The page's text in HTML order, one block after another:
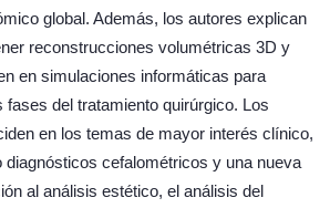
global. Además, los autores explican
reconstrucciones volumétricas 3D y
en simulaciones informáticas para
fases del tratamiento quirúrgico. Los
en los temas de mayor interés clínico,
diagnósticos cefalométricos y una nueva
al análisis estético, el análisis del